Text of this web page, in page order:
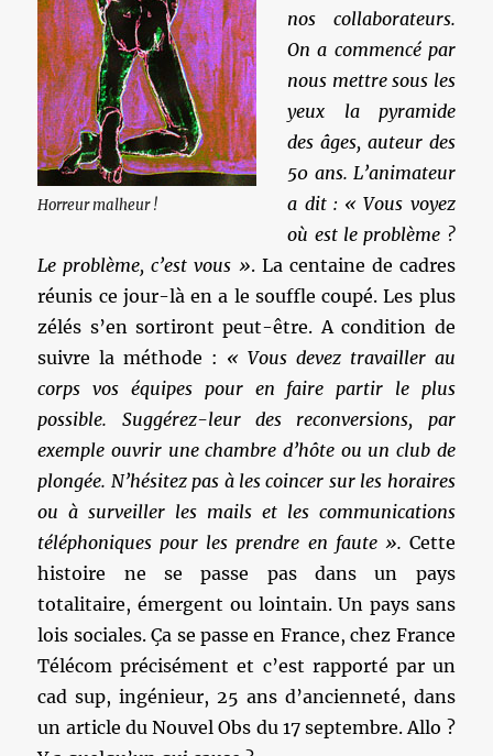
Horreur malheur !
nos collaborateurs.
On a commencé par
nous mettre sous les
yeux la pyramide
des âges, auteur des
50 ans. L’animateur
a dit : « Vous voyez
où est le problème ?
Le problème, c’est vous ». La centaine de cadres
réunis ce jour-là en a le souffle coupé. Les plus
zélés s’en sortiront peut-être. A condition de
suivre la méthode : « Vous devez travailler au
corps vos équipes pour en faire partir le plus
possible. Suggérez-leur des reconversions, par
exemple ouvrir une chambre d’hôte ou un club de
plongée. N’hésitez pas à les coincer sur les horaires
ou à surveiller les mails et les communications
téléphoniques pour les prendre en faute ». Cette
histoire ne se passe pas dans un pays
totalitaire, émergent ou lointain. Un pays sans
lois sociales. Ça se passe en France, chez France
Télécom précisément et c’est rapporté par un
cad sup, ingénieur, 25 ans d’ancienneté, dans
un article du Nouvel Obs du 17 septembre. Allo ?